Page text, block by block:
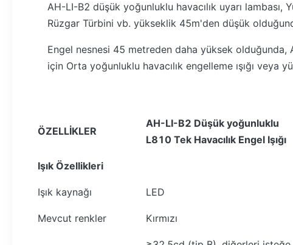
AH-LI-B2 düşük yoğunluklu havacılık uyarı
Rüzgar Türbini vb. yükseklik 45m'den düşük
Engel nesnesi 45 metreden daha yüksek olduğunda,
için Orta yoğunluklu havacılık engelleme ışığı veya
ÖZELLİKLER
AH-LI-B2 Düşük yoğunluklu
L810 Tek Havacılık Engel Işığı
Işık Özellikleri
Işık kaynağı LED
Mevcut renkler Kırmızı